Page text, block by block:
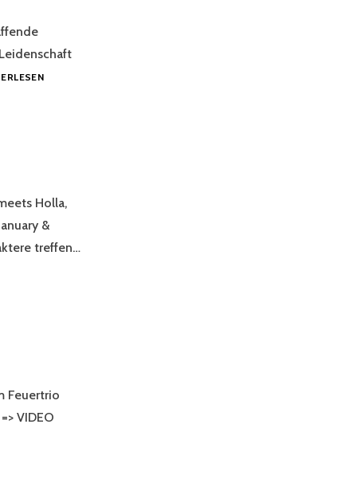
VROVRO
Holla,
&
treffen…
Feuertrio
VIDEO